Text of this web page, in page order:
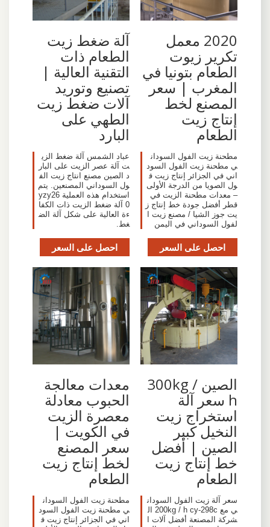
2020 معمل
تكرير زيوت
الطعام بتونيا في
المغرب | سعر
المصنع لخط
إنتاج زيت
الطعام
مطحنة زيت الفول السودان
ي مطحنة زيت الفول السود
اني في الجزائر إنتاج زيت ف
ول الصويا من الدرجة الأولى
– معدات مطحنة الزيت في
قطر أفضل جودة خط إنتاج ز
يت جوز الشيا / مصنع زيت ا
لفول السوداني في اليمن
احصل على السعر
آلة ضغط زيت
الطعام ذات
التقنية العالية |
تصنيع وتوريد
آلات ضغط زيت
الطهي على
البارد
عباد الشمس آلة ضغط الزي
ت آلة عصر الزيت على البار
د الصين مصنع انتاج زيت الف
ول السوداني المصنعين. يتم
استخدام هذه العملية yzy26
0 آلة ضغط الزيت ذات الكفا
ءة العالية على شكل آلة الض
غط.
احصل على السعر
الصين 300kg /
h سعر آلة
استخراج زيت
النخيل كبير
الصين | أفضل
خط إنتاج زيت
الطعام
سعر آلة زيت الفول السودان
ي مع 200kg / h cy-298c ال
شركة المصنعة أفضل آلات ا
معدات معالجة
الحبوب معادلة
معصرة الزيت
في الكويت |
سعر المصنع
لخط إنتاج زيت
الطعام
مطحنة زيت الفول السودان
ي مطحنة زيت الفول السود
اني في الجزائر إنتاج زيت ف